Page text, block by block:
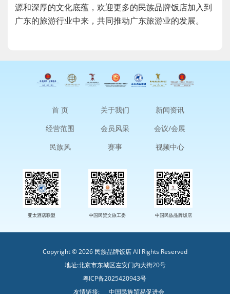
源和深厚的文化底蕴，欢迎更多的民族品牌饭店加入到
广东的旅游行业中来，共同推动广东旅游业的发展。
首 页 关于我们
新闻资讯
经营范围
会员风采
会议/会展
民族风
赛事 视频中心
亚太酒店联盟 中国民贸文旅工委 中国民族品牌饭店
Copyright ©2026 民族品牌饭店 All Rights Reserved
地址:北京市东城区左安门内大街20号
粤ICP备2025420943号
友情链接:
中国民族贸易促进会